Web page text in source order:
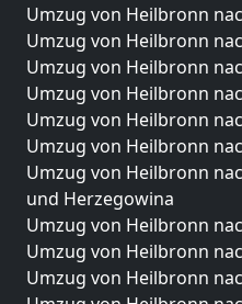
Umzug von Heilbronn
Umzug von Heilbronn
Umzug von Heilbronn
Umzug von Heilbronn
Umzug von Heilbronn
Umzug von Heilbronn
Umzug von Heilbronn
und Herzegowina
Umzug von Heilbronn
Umzug von Heilbronn
Umzug von Heilbronn